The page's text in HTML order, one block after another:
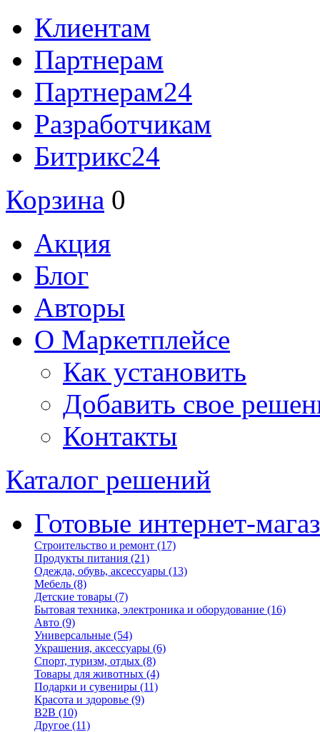
Клиентам
Партнерам
Партнерам24
Разработчикам
Битрикс24
Корзина 0
Акция
Блог
Авторы
О Маркетплейсе
Как установить
Добавить свое
Контакты
Каталог решений
Готовые интернет-
Строительство и ремонт (17)
Продукты питания (21)
Одежда, обувь, аксессуары (13)
Мебель (8)
Детские товары (7)
Бытовая техника, электроника и оборудование (16)
Авто (9)
Универсальные (54)
Украшения, аксессуары (6)
Спорт, туризм, отдых (8)
Товары для животных (4)
Подарки и сувениры (11)
Красота и здоровье (9)
B2B (10)
Другое (11)